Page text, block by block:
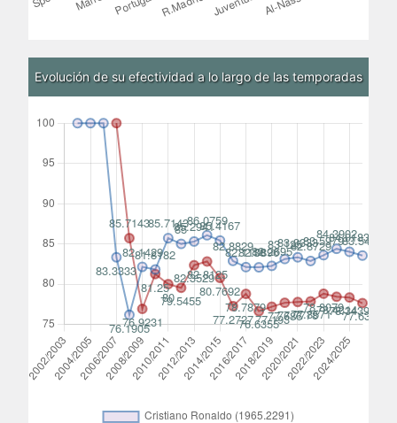
Evolución de su efectividad a lo largo de las temporadas